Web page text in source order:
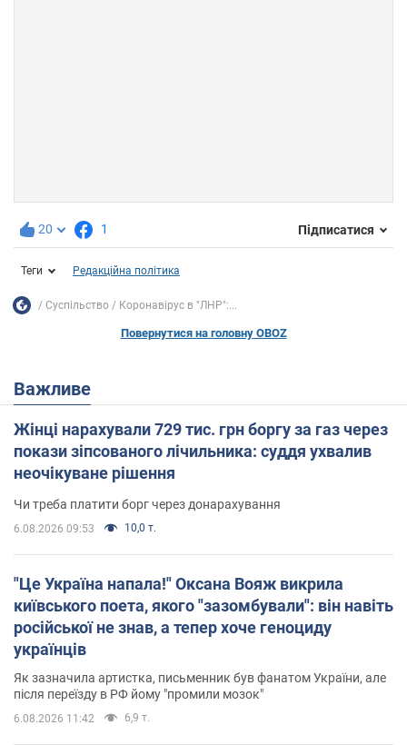
20 1 Підписатися
Теги Редакційна політика
Суспільство Коронавірус в "ЛНР":...
Повернутися на головну OBOZ
Важливе
Жінці нарахували 729 тис. грн боргу за газ через
покази зіпсованого лічильника: суддя ухвалив
неочікуване рішення
Чи треба платити борг через донарахування
6.08.2026 09:53 10,0 т.
"Це Україна напала!" Оксана Вояж викрила
київського поета, якого "зазомбували": він навіть
російської не знав, а тепер хоче геноциду
українців
Як зазначила артистка, письменник був фанатом України, але
після переїзду в РФ йому "промили мозок"
6.08.2026 11:42 6,9 т.